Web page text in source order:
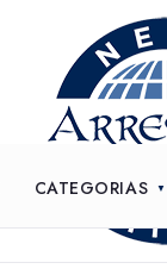
CATEGORIAS